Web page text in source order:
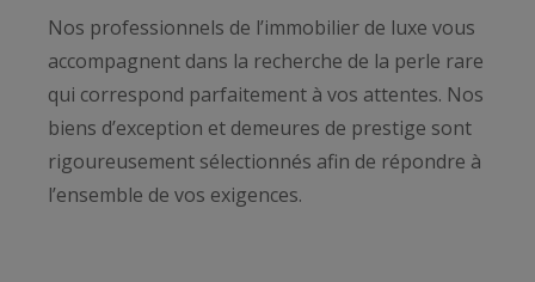
Nos professionnels de l’immobilier de luxe vous
accompagnent dans la recherche de la perle rare
qui correspond parfaitement à vos attentes. Nos
biens d’exception et demeures de prestige sont
rigoureusement sélectionnés afin de répondre à
l’ensemble de vos exigences.